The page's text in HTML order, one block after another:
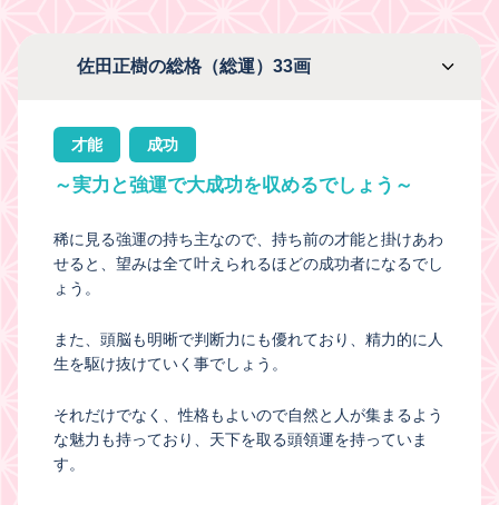
佐田正樹の総格（総運）33画
才能 成功
～実力と強運で大成功を収めるでしょう～
稀に見る強運の持ち主なので、持ち前の才能と掛けあわ
せると、望みは全て叶えられるほどの成功者になるでし
ょう。
また、頭脳も明晰で判断力にも優れており、精力的に人
生を駆け抜けていく事でしょう。
それだけでなく、性格もよいので自然と人が集まるよう
な魅力も持っており、天下を取る頭領運を持っていま
す。